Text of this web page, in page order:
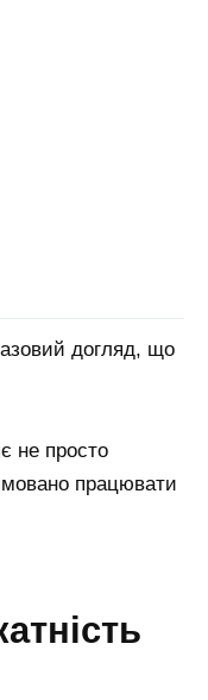
догляд, що
не просто
працювати